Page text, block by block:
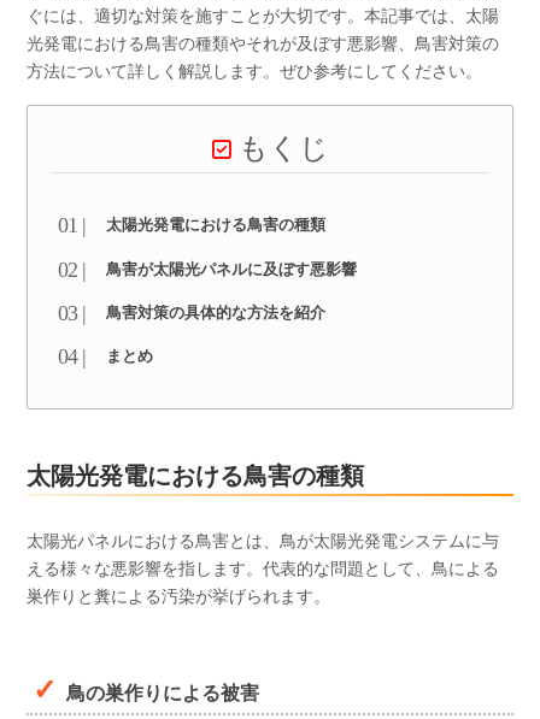
ぐには、適切な対策を施すことが大切です。本記事では、太陽
光発電における鳥害の種類やそれが及ぼす悪影響、鳥害対策の
方法について詳しく解説します。ぜひ参考にしてください。
もくじ
太陽光発電における鳥害の種類
鳥害が太陽光パネルに及ぼす悪影響
鳥害対策の具体的な方法を紹介
まとめ
太陽光発電における鳥害の種類
太陽光パネルにおける鳥害とは、鳥が太陽光発電システムに与
える様々な悪影響を指します。代表的な問題として、鳥による
巣作りと糞による汚染が挙げられます。
鳥の巣作りによる被害